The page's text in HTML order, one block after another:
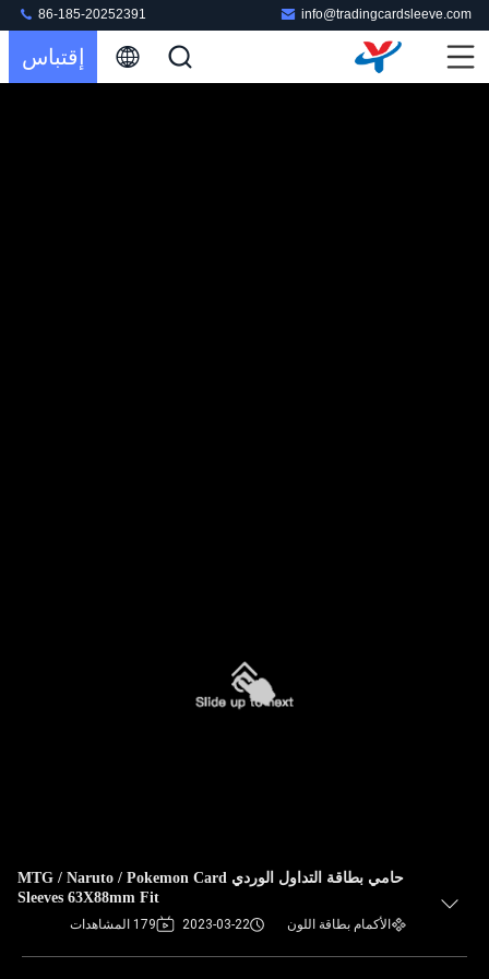
info@tradingcardsleeve.com
86-185-20252391
إقتباس
حامي بطاقة التداول الوردي MTG / Naruto / Pokemon Card
Sleeves 63X88mm Fit
الأكمام بطاقة اللون 2023-03-22 179 المشاهدات